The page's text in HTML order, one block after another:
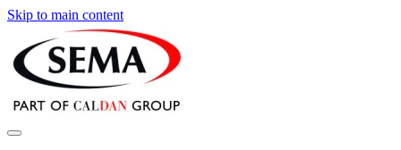
Skip to main content